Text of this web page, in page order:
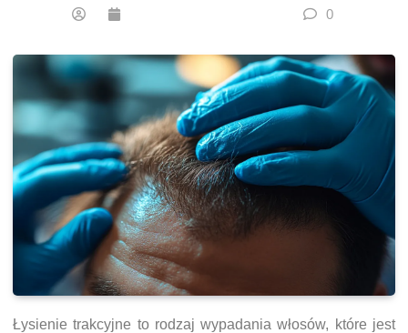
0
Łysienie trakcyjne to rodzaj wypadania włosów, które jest